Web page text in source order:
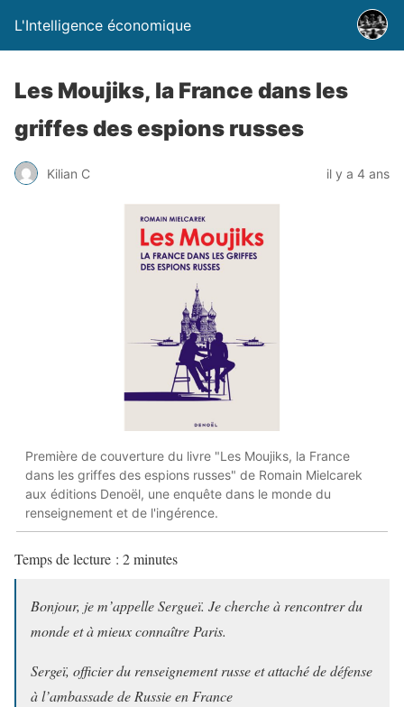
L'Intelligence économique
Les Moujiks, la France dans les
griffes des espions russes
Kilian C il y a 4 ans
Première de couverture du livre "Les Moujiks, la France
dans les griffes des espions russes" de Romain Mielcarek
aux éditions Denoël, une enquête dans le monde du
renseignement et de l'ingérence.
Temps de lecture : 2minutes
Bonjour, je m’appelle Sergueï. Je cherche à rencontrer du
monde et à mieux connaître Paris.
Sergeï, officier du renseignement russe et attaché de défense
à l’ambassade de Russie en France